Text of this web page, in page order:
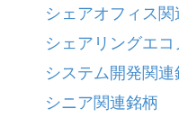
シェアオフィス関
シェアリングエ
システム開発関連
シニア関連銘柄